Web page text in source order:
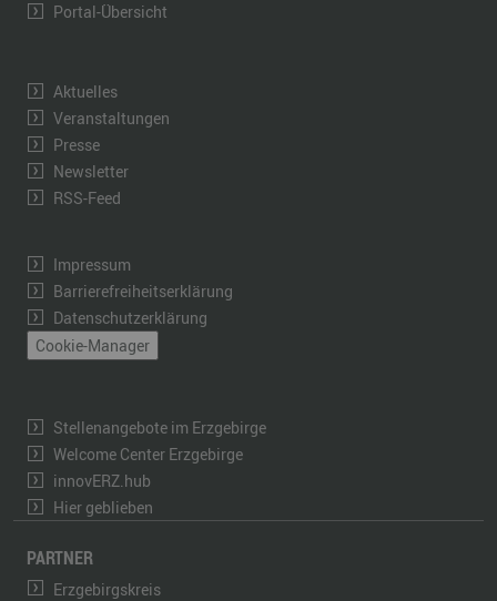
Portal-Übersicht
Aktuelles
Veranstaltungen
Presse
Newsletter
RSS-Feed
Impressum
Barrierefreiheitserklärung
Datenschutzerklärung
Cookie-Manager
Stellenangebote im Erzgebirge
Welcome Center Erzgebirge
innovERZ.hub
Hier geblieben
PARTNER
Erzgebirgskreis